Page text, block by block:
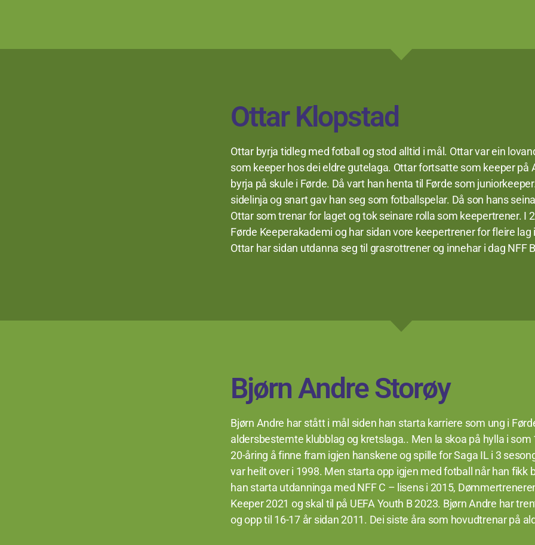
Ottar Klopstad
Ottar byrja tidleg med fotball og stod alltid i mål. Ottar var ein
som keeper hos dei eldre gutelaga. Ottar fortsatte som keeper på
byrja på skule i Førde. Då vart han henta til Førde som
sidelinja og snart gav han seg som fotballspelar. Då son hans
Ottar som trenar for laget og tok seinare rolla som keepertrener. I
Førde Keeperakademi og har sidan vore keepertrener for fleire lag
Ottar har sidan utdanna seg til grasrottrener og innehar i dag NFF
Bjørn Andre Storøy
Bjørn Andre har stått i mål siden han starta karriere som ung i
aldersbestemte klubblag og kretslaga.. Men la skoa på hylla i
20-åring å finne fram igjen hanskene og spille for Saga IL i 3
var heilt over i 1998. Men starta opp igjen med fotball når han fikk
han starta utdanninga med NFF C – lisens i 2015,
Keeper 2021 og skal til på UEFA Youth B 2023. Bjørn Andre har
og opp til 16-17 år sidan 2011. Dei siste åra som hovudtrenar på